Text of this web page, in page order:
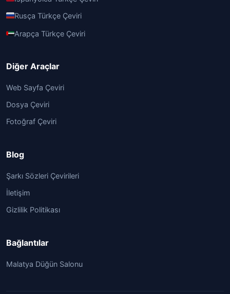
Rusça Türkçe Çeviri
Arapça Türkçe Çeviri
Diğer Araçlar
Web Sayfa Çeviri
Dosya Çeviri
Fotoğraf Çeviri
Blog
Şarkı Sözleri Çevirileri
İletişim
Gizlilik Politikası
Bağlantılar
Malatya Düğün Salonu